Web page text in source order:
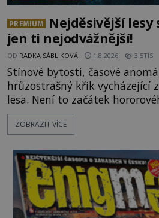
PREMIUM
Nejděsivější lesy
jen ti nejodvážnější!
OD RADKA SÁBLIKOVÁ 1.8.2026 3.5TIS
Stínové bytosti, časové
hrůzostrašný křik vycházející
lesa. Není to začátek
události, které popisují
označovány jako nejděsivější na světě.
vyhýbají! Už jste o těchto
byste se je navštívit?
ZOBRAZIT VÍCE